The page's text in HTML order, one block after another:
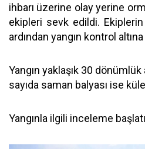
ihbarı üzerine olay yerine
ekipleri sevk edildi.
ardından yangın kontrol altına
Yangın yaklaşık 30
sayıda saman balyası ise
Yangınla ilgili inceleme